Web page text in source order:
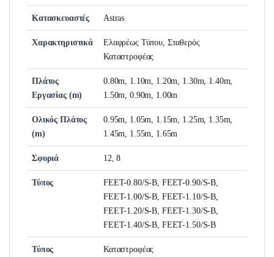
Κατασκευαστές Astras
Χαρακτηριστικά
Ελαφρέως Τύπου, Σταθερός
Καταστροφέας
Πλάτος
Εργασίας (m)
0.80m, 1.10m, 1.20m, 1.30m, 1.40m,
1.50m, 0.90m, 1.00m
Ολικός Πλάτος
(m)
0.95m, 1.05m, 1.15m, 1.25m, 1.35m,
1.45m, 1.55m, 1.65m
Σφυριά 12, 8
Τύπος
FEET-0.80/S-B, FEET-0.90/S-B,
FEET-1.00/S-B, FEET-1.10/S-B,
FEET-1.20/S-B, FEET-1.30/S-B,
FEET-1.40/S-B, FEET-1.50/S-B
Τύπος Καταστροφέας